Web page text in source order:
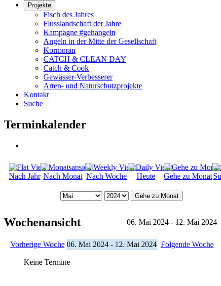
Projekte
Fisch des Jahres
Flusslandschaft der Jahre
Kampagne #gehangeln
Angeln in der Mitte der Gesellschaft
Kormoran
CATCH & CLEAN DAY
Catch & Cook
Gewässer-Verbesserer
Arten- und Naturschutzprojekte
Kontakt
Suche
Terminkalender
Nach Jahr Nach Monat Nach Woche Heute Gehe zu Monat
Gehe zu Monat
Wochenansicht 06. Mai 2024 - 12. Mai 2024
Vorherige Woche 06. Mai 2024 - 12. Mai 2024 Folgende Woche
Keine Termine